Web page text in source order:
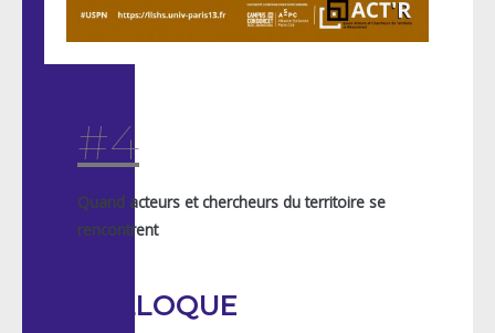
#4
Quand acteurs et chercheurs du territoire se
rencontrent
COLLOQUE